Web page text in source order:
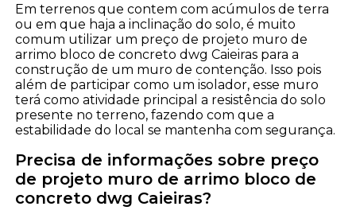
Em terrenos que contem com acúmulos de terra
ou em que haja a inclinação do solo, é muito
comum utilizar um preço de projeto muro de
arrimo bloco de concreto dwg Caieiras para a
construção de um muro de contenção. Isso pois
além de participar como um isolador, esse muro
terá como atividade principal a resistência do solo
presente no terreno, fazendo com que a
estabilidade do local se mantenha com segurança.
Precisa de informações sobre preço
de projeto muro de arrimo bloco de
concreto dwg Caieiras?